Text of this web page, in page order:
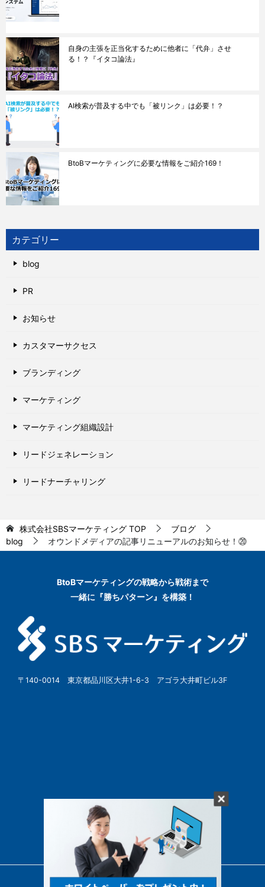
自身の主張を正当化するために他者に「代弁」させ
る！？『イタコ論法』
AI検索が普及する中でも「被リンク」は必要！？
BtoBマーケティングに必要な情報をご紹介169！
カテゴリー
blog
PR
お知らせ
カスタマーサクセス
ブランディング
マーケティング
マーケティング組織設計
リードジェネレーション
リードナーチャリング
株式会社SBSマーケティング TOP
ブログ
blog
オウンドメディアの記事リニューアルのお知らせ！⑳
BtoBマーケティングの戦略から戦術まで
一緒に『勝ちパターン』を構築！
〒140-0014 東京都品川区大井1-6-3 アゴラ大井町ビル3F
© SBSMarketing Co., Ltd.